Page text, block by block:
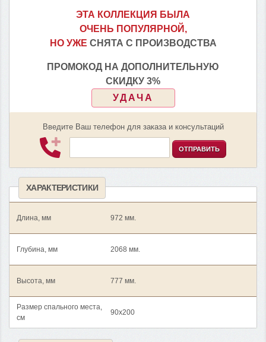
ЭТА КОЛЛЕКЦИЯ БЫЛА
ОЧЕНЬ ПОПУЛЯРНОЙ,
НО УЖЕ СНЯТА С ПРОИЗВОДСТВА
ПРОМОКОД НА ДОПОЛНИТЕЛЬНУЮ
СКИДКУ 3%
УДАЧА
Введите Ваш телефон для заказа и консультаций
ОТПРАВИТЬ
ХАРАКТЕРИСТИКИ
Длина, мм 972 мм.
Глубина, мм 2068 мм.
Высота, мм 777 мм.
Размер спального места,
см
90x200